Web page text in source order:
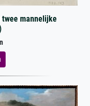
twee mannelijke